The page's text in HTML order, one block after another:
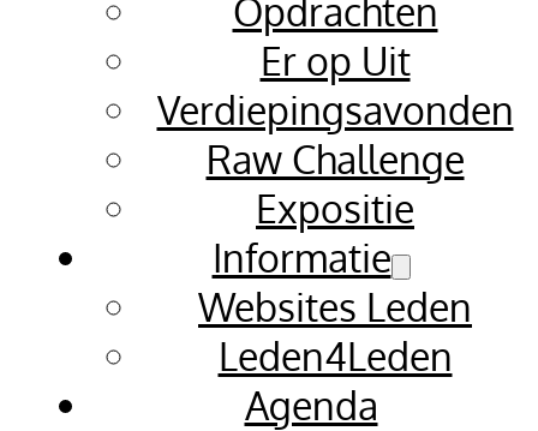
Opdrachten
Er op Uit
Verdiepingsavonden
Raw Challenge
Expositie
Informatie
Websites Leden
Leden4Leden
Agenda